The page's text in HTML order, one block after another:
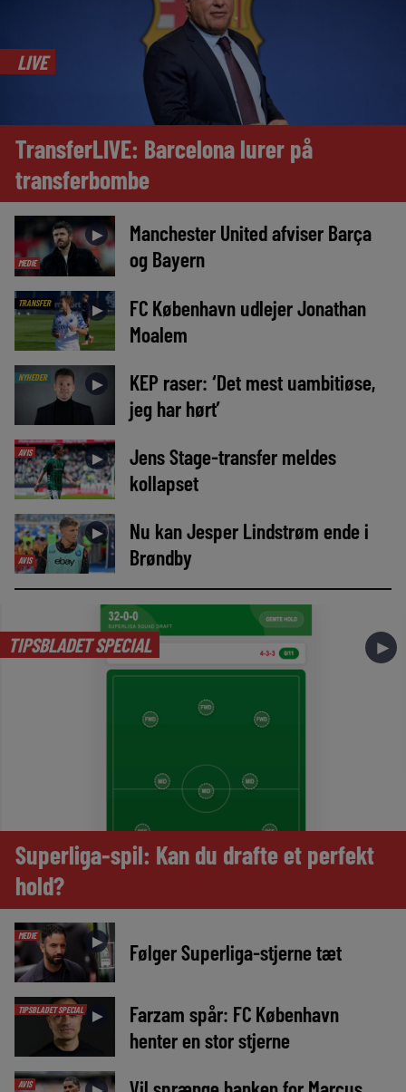
LIVE
TransferLIVE: Barcelona lurer på
transferbombe
MEDIE
►
Manchester United afviser Barça
og Bayern
TRANSFER ►
FC København udlejer Jonathan
Moalem
NYHEDER ►
KEP raser: ‘Det mest uambitiøse,
jeg har hørt’
AVIS ►
Jens Stage-transfer meldes
kollapset
AVIS
►
Nu kan Jesper Lindstrøm ende i
Brøndby
TIPSBLADET SPECIAL ►
Superliga-spil: Kan du drafte et perfekt
hold?
MEDIE ► Følger Superliga-stjerne tæt
TIPSBLADET SPECIAL ►
Farzam spår: FC København
henter en stor stjerne
AVIS